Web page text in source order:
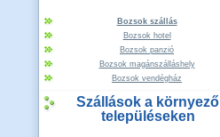
Bozsok szállás
Bozsok hotel
Bozsok panzió
Bozsok magánszálláshely
Bozsok vendégház
Szállások a környező
településeken